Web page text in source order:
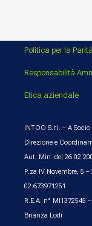
Politica per la
Responsabilità
Etica aziendale
INTOO S.r.l. – A
Direzione e
Aut. Min. del
P.za IV Novembre, 5
02.673971251
R.E.A. n° MI1372545
Brianza Lodi